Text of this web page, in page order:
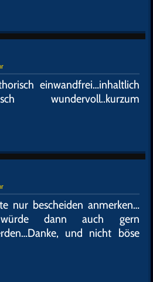
doch das die Enterprise nur
ist…oh.. mein
ja ! Ich muß kurz Schluß
Arsch nicht angewachsen
Bengel schon wieder seine
allein sind, so müssen wir
mehr erklären das Bill
Schauspieler dieses,
jedes anderen Planeten ist!…
erst die Qualitäten von
den gibt`s wirklich…der